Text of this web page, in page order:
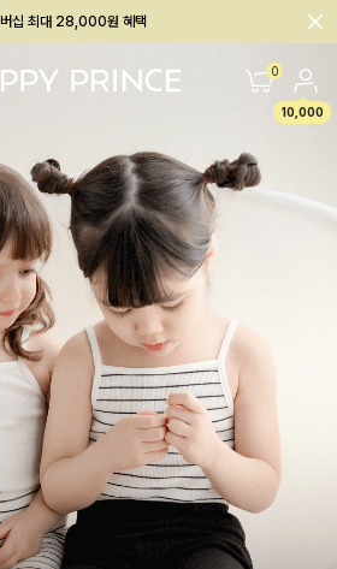
아울렛, 가입하면 ~60% 할인!
0
10,000